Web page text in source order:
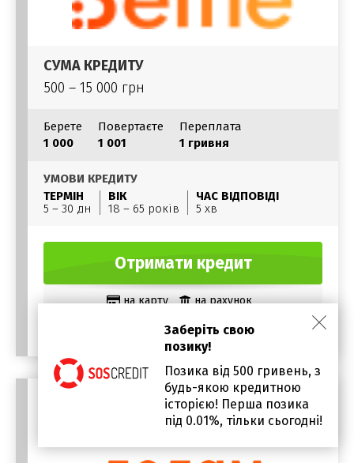
СУМА КРЕДИТУ
500 – 15 000 грн
Берете
1 000
Повертаєте
1 001
Переплата
1 гривня
УМОВИ КРЕДИТУ
ТЕРМІН
5 – 30 дн
ВІК
18 – 65 років
ЧАС ВІДПОВІДІ
5 хв
Отримати кредит
на карту
на рахунок
Заберіть свою
позику!
Позика від 500 гривень, з
будь-якою кредитною
історією! Перша позика
під 0.01%, тільки сьогодні!